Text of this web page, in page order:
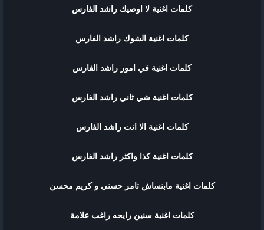
كلمات اغنية لا اوصيك راشد الفارس
كلمات اغنية الشوك راشد الفارس
كلمات اغنية في امور راشد الفارس
كلمات اغنية شي ثاني راشد الفارس
كلمات اغنية الا انت راشد الفارس
كلمات اغنية كذا واكثر راشد الفارس
كلمات اغنية مابنساش تامر حسني و كريم محسن
كلمات اغنية سنين رايحه راغب علامة